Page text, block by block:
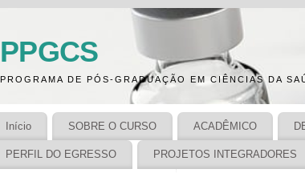
PPGCS
PROGRAMA DE PÓS-GRADUAÇÃO EM CIÊNCIAS DA
Início SOBRE O CURSO ACADÊMICO
PERFIL DO EGRESSO PROJETOS INTEGRADORES